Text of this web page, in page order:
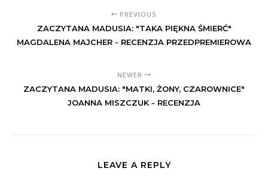
PREVIOUS
ZACZYTANA MADUSIA: "TAKA PIĘKNA ŚMIERĆ"
MAGDALENA MAJCHER - RECENZJA PRZEDPREMIEROWA
NEWER
ZACZYTANA MADUSIA: "MATKI, ŻONY, CZAROWNICE"
JOANNA MISZCZUK - RECENZJA
LEAVE A REPLY